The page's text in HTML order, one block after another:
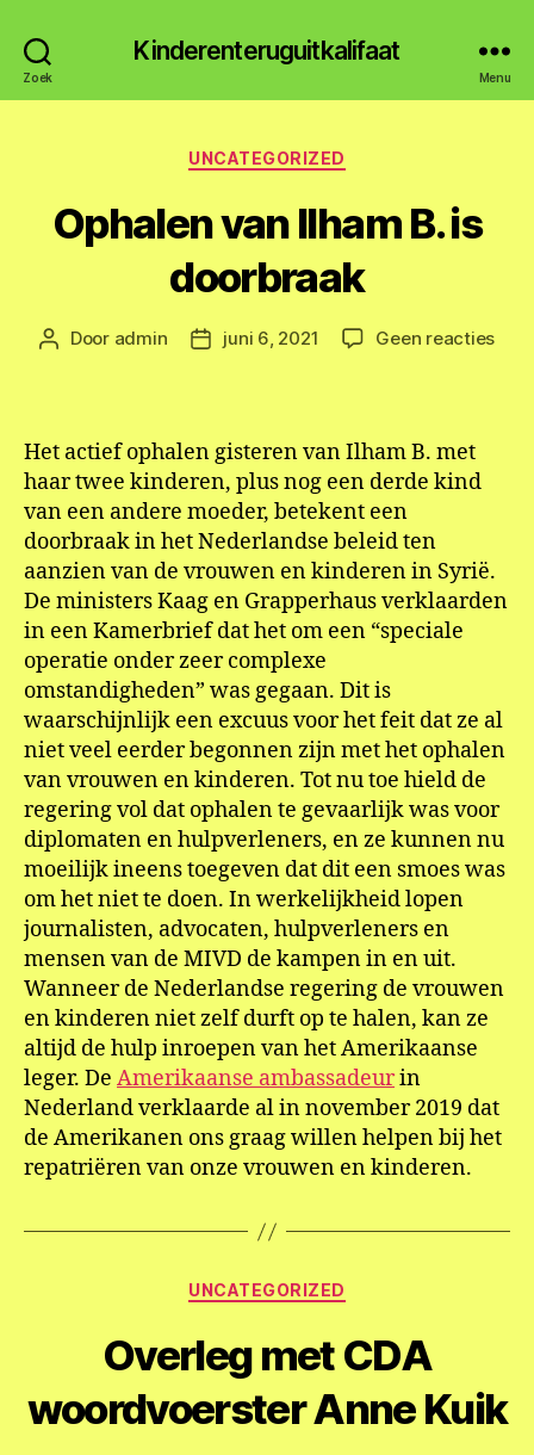
Zoek
Kinderenteruguitkalifaat
Menu
Categorieën
UNCATEGORIZED
Ophalen van Ilham B. is
doorbraak
Berichtauteur
Door admin Berichtdatum
juni 6, 2021 Geen reactiesop
Het actief ophalen gisteren van Ilham B. met
haar twee kinderen, plus nog een derde kind
van een andere moeder, betekent een
doorbraak in het Nederlandse beleid ten
aanzien van de vrouwen en kinderen in Syrië.
De ministers Kaag en Grapperhaus verklaarden
in een Kamerbrief dat het om een “speciale
operatie onder zeer complexe
omstandigheden” was gegaan. Dit is
waarschijnlijk een excuus voor het feit dat ze al
niet veel eerder begonnen zijn met het ophalen
van vrouwen en kinderen. Tot nu toe hield de
regering vol dat ophalen te gevaarlijk was voor
diplomaten en hulpverleners, en ze kunnen nu
moeilijk ineens toegeven dat dit een smoes was
om het niet te doen. In werkelijkheid lopen
journalisten, advocaten, hulpverleners en
mensen van de MIVD de kampen in en uit.
Wanneer de Nederlandse regering de vrouwen
en kinderen niet zelf durft op te halen, kan ze
altijd de hulp inroepen van het Amerikaanse
leger. De Amerikaanse ambassadeurin
Nederland verklaarde al in november 2019 dat
de Amerikanen ons graag willen helpen bij het
repatriëren van onze vrouwen en kinderen.
Categorieën
UNCATEGORIZED
Overleg met CDA
woordvoerster Anne Kuik